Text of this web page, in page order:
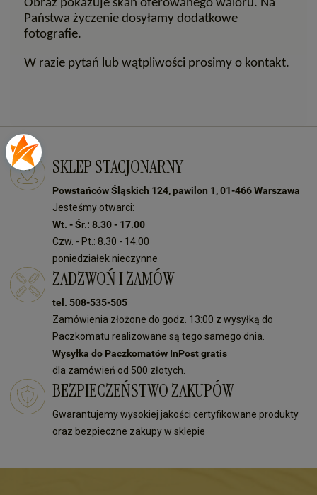
Obraz pokazuje skan oferowanego waloru. Na
Państwa życzenie dosyłamy dodatkowe
fotografie.
W razie pytań lub wątpliwości prosimy o kontakt.
SKLEP STACJONARNY
Powstańców Śląskich 124, pawilon 1, 01-466 Warszawa
Jesteśmy otwarci:
Wt. - Śr.: 8.30 - 17.00
Czw. - Pt.: 8.30 - 14.00
poniedziałek nieczynne
ZADZWOŃ I ZAMÓW
tel. 508-535-505
Zamówienia złożone do godz. 13:00 z wysyłką do
Paczkomatu realizowane są tego samego dnia.
Wysyłka do Paczkomatów InPost gratis
dla zamówień od 500 złotych.
BEZPIECZEŃSTWO ZAKUPÓW
Gwarantujemy wysokiej jakości certyfikowane produkty
oraz bezpieczne zakupy w sklepie